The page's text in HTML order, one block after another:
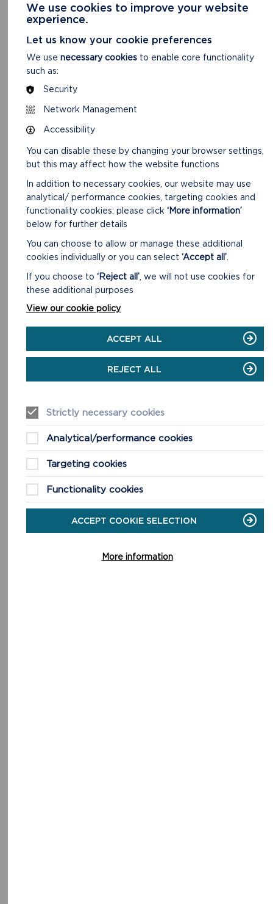
TAITH SAIN CASTELL CAERIW
Mwynhewch sylwebaeth sain yn archwilio hanes Castell
Caeriw.
DARLLENWCH FWY
GWISGOEDD NEWYDD YN RHOI BYWYD
NEWYDD I HANES CASTELL CAERIW
Gall ymwelwyr â Chastell Caeriw nawr gamu i’r
gorffennol diolch i rodd hael gan Gyfeillion Parc
Cenedlaethol Arfordir Penfro, sydd wedi ariannu casgliad
newydd sbon o wisgoedd hanesyddol i deuluoedd...
DARLLENWCH FWY
We use cookies to improve your website
experience.
Let us know your cookie preferences
We use necessary cookies to enable core functionality
such as:
Security
Network Management
Accessibility
You can disable these by changing your browser settings,
but this may affect how the website functions
In addition to necessary cookies, our website may use
analytical/ performance cookies, targeting cookies and
functionality cookies: please click ‘More information’
below for further details
You can choose to allow or manage these additional
cookies individually or you can select ‘Accept all’.
If you choose to ‘Reject all’, we will not use cookies for
these additional purposes
View our cookie policy
ACCEPT ALL
REJECT ALL
Strictly necessary cookies
Analytical/performance cookies
Targeting cookies
Functionality cookies
ACCEPT COOKIE SELECTION
More information